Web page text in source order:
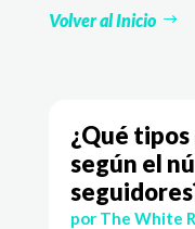
Volver al Inicio
¿Qué
según el
por The White